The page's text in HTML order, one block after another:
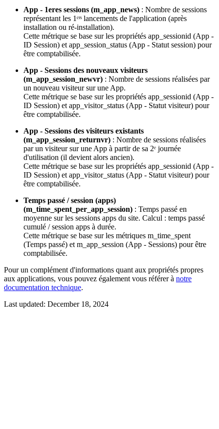
App - 1eres sessions (m_app_news) : Nombre de sessions
représentant les 1ᵉʳˢ lancements de l'application (après
installation ou ré-installation).
Cette métrique se base sur les propriétés app_sessionid (App -
ID Session) et app_session_status (App - Statut session) pour
être comptabilisée.
App - Sessions des nouveaux visiteurs
(m_app_session_newvr) : Nombre de sessions réalisées par
un nouveau visiteur sur une App.
Cette métrique se base sur les propriétés app_sessionid (App -
ID Session) et app_visitor_status (App - Statut visiteur) pour
être comptabilisée.
App - Sessions des visiteurs existants
(m_app_session_returnvr) : Nombre de sessions réalisées
par un visiteur sur une App à partir de sa 2ᵉ journée
d'utilisation (il devient alors ancien).
Cette métrique se base sur les propriétés app_sessionid (App -
ID Session) et app_visitor_status (App - Statut visiteur) pour
être comptabilisée.
Temps passé / session (apps)
(m_time_spent_per_app_session) : Temps passé en
moyenne sur les sessions apps du site. Calcul : temps passé
cumulé / session apps à durée.
Cette métrique se base sur les métriques m_time_spent
(Temps passé) et m_app_session (App - Sessions) pour être
comptabilisée.
Pour un complément d'informations quant aux propriétés propres
aux applications, vous pouvez également vous référer à notre
documentation technique.
Last updated: December 18, 2024